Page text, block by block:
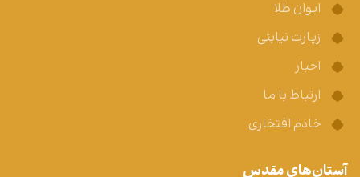
ایوان طلا
زیارت نیابتی
اخبار
ارتباط با ما
خادم افتخاری
آستان‌های مقدس